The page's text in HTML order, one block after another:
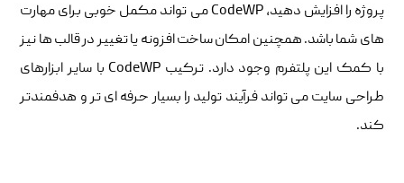
پروژه را افزایش دهید، CodeWP می تواند مکمل خوبی برای مهارت
های شما باشد. همچنین امکان ساخت افزونه یا تغییر در قالب ها نیز
با کمک این پلتفرم وجود دارد. ترکیب CodeWP با سایر ابزارهای
طراحی سایت می تواند فرآیند تولید را بسیار حرفه ای تر و هدفمندتر
کند.